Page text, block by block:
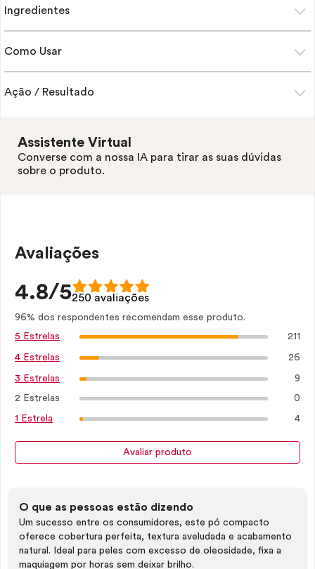
Ingredientes
Como Usar
Ação / Resultado
Assistente Virtual
Converse com a nossa IA para tirar as suas dúvidas
sobre o produto.
Avaliações
4.8/5250 avaliações
96% dos respondentes recomendam esse produto.
5 Estrelas
211
4 Estrelas 26
3 Estrelas 9
2 Estrelas 0
1 Estrela 4
Avaliar produto
O que as pessoas estão dizendo
Um sucesso entre os consumidores, este pó compacto
oferece cobertura perfeita, textura aveludada e acabamento
natural. Ideal para peles com excesso de oleosidade, fixa a
maquiagem por horas sem deixar brilho.